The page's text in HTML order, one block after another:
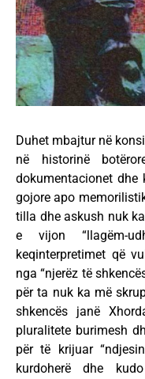
Duhet mbajtur në
në historinë
dokumentacionet dhe
gojore apo
tilla dhe askush nuk
e vijon “llagëm-
keqinterpretimet që
nga “njerëz të
për ta nuk ka më
shkencës janë
pluralitete burimesh
për të krijuar
kurdoherë dhe